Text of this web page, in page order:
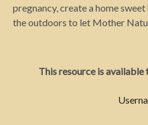
pregnancy, create a home
the outdoors to let Mother
This resource is